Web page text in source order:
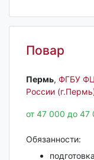
Повар
Пермь‎, ФГБУ
России
от 47 000 до 47
Обязанности: